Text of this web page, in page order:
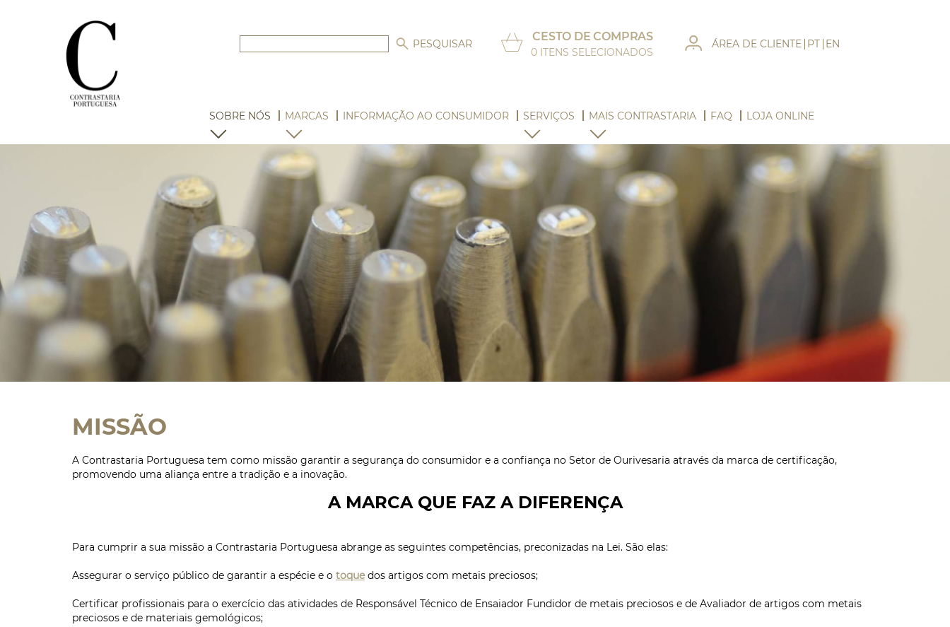
ÁREA DE CLIENTE PT EN
CESTO DE COMPRAS
0 ITENS SELECIONADOS
SOBRE NÓS MARCAS INFORMAÇÃO AO CONSUMIDOR SERVIÇOS MAIS CONTRASTARIA FAQ LOJA ONLINE
MISSÃO
A Contrastaria Portuguesa tem como missão garantir a segurança do consumidor e a confiança no Setor de Ourivesaria através da marca de certificação,
promovendo uma aliança entre a tradição e a inovação.
A MARCA QUE FAZ A DIFERENÇA
Para cumprir a sua missão a Contrastaria Portuguesa abrange as seguintes competências, preconizadas na Lei. São elas:
Assegurar o serviço público de garantir a espécie e o toquedos artigos com metais preciosos;
Certificar profissionais para o exercício das atividades de Responsável Técnico de Ensaiador Fundidor de metais preciosos e de Avaliador de artigos com metais
preciosos e de materiais gemológicos;